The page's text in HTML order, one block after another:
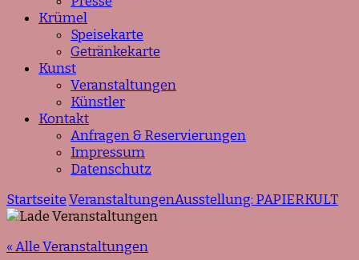
Krümel
Speisekarte
Getränkekarte
Kunst
Veranstaltungen
Künstler
Kontakt
Anfragen & Reservierungen
Impressum
Datenschutz
StartseiteVeranstaltungenAusstellung: PAPIERKULT
« Alle Veranstaltungen